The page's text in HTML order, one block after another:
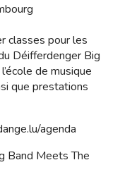
classes pour les
Déifferdenger Big
de musique
que prestations
agenda
Band Meets The